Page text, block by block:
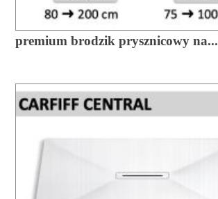
premium brodzik prysznicowy na...